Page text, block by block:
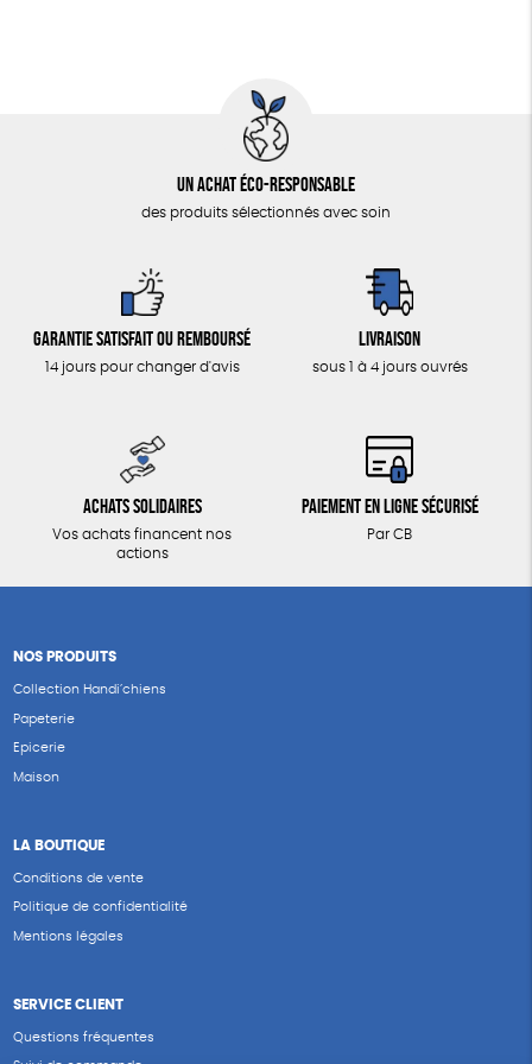
Un achat éco-responsable
des produits sélectionnés avec soin
Garantie satisfait ou remboursé
14 jours pour changer d'avis
Livraison
sous 1 à 4 jours ouvrés
Achats solidaires
Vos achats financent nos
actions
Paiement en ligne sécurisé
Par CB
NOS PRODUITS
Collection Handi’chiens
Papeterie
Epicerie
Maison
LA BOUTIQUE
Conditions de vente
Politique de confidentialité
Mentions légales
SERVICE CLIENT
Questions fréquentes